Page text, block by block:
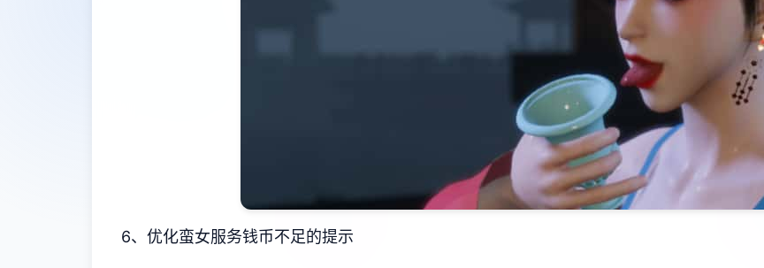
6、优化蛮女服务钱币不足的提示